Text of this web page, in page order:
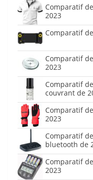
Comparatif
2023
Comparatif
Comparatif
2023
Comparatif
couvrant de
Comparatif
2023
Comparatif
bluetooth de
Comparatif
2023